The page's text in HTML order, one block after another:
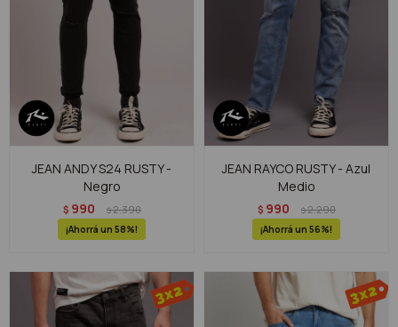
JEAN ANDY S24 RUSTY -
Negro
$ 990 $2.390
58
JEAN RAYCO RUSTY - Azul
Medio
$ 990 $2.290
56